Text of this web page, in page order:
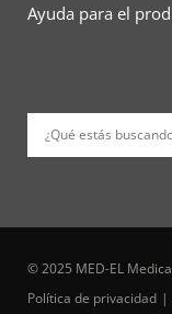
Ayuda para el
¿Qué estás
© 2025 MED-EL
Política de privacidad